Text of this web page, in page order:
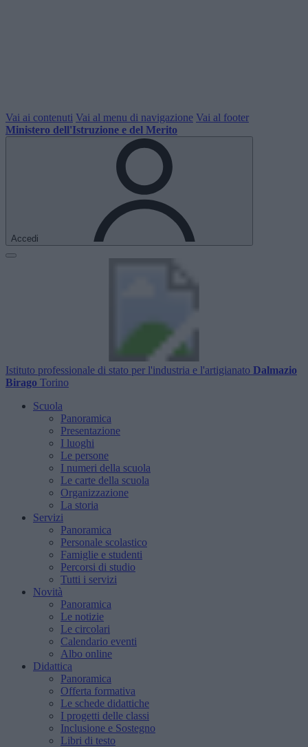
Vai ai contenuti Vai al menu di navigazione Vai al footer
Ministero dell'Istruzione e del Merito
Accedi
Istituto professionale di stato per l'industria e l'artigianato Dalmazio
Birago Torino
Scuola
Panoramica
Presentazione
I luoghi
Le persone
I numeri della scuola
Le carte della scuola
Organizzazione
La storia
Servizi
Panoramica
Personale scolastico
Famiglie e studenti
Percorsi di studio
Tutti i servizi
Novità
Panoramica
Le notizie
Le circolari
Calendario eventi
Albo online
Didattica
Panoramica
Offerta formativa
Le schede didattiche
I progetti delle classi
Inclusione e Sostegno
Libri di testo